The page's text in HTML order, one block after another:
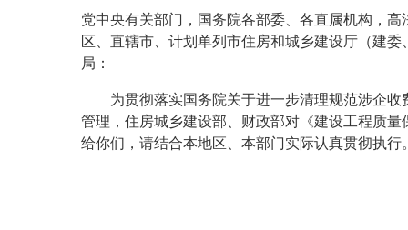
党中央有关部门，国务院各部委、各直属机构，
区、直辖市、计划单列市住房和城乡建设厅（建
局：
为贯彻落实国务院关于进一步清理规范涉企
管理，住房城乡建设部、财政部对《建设工程质量
给你们，请结合本地区、本部门实际认真贯彻执行